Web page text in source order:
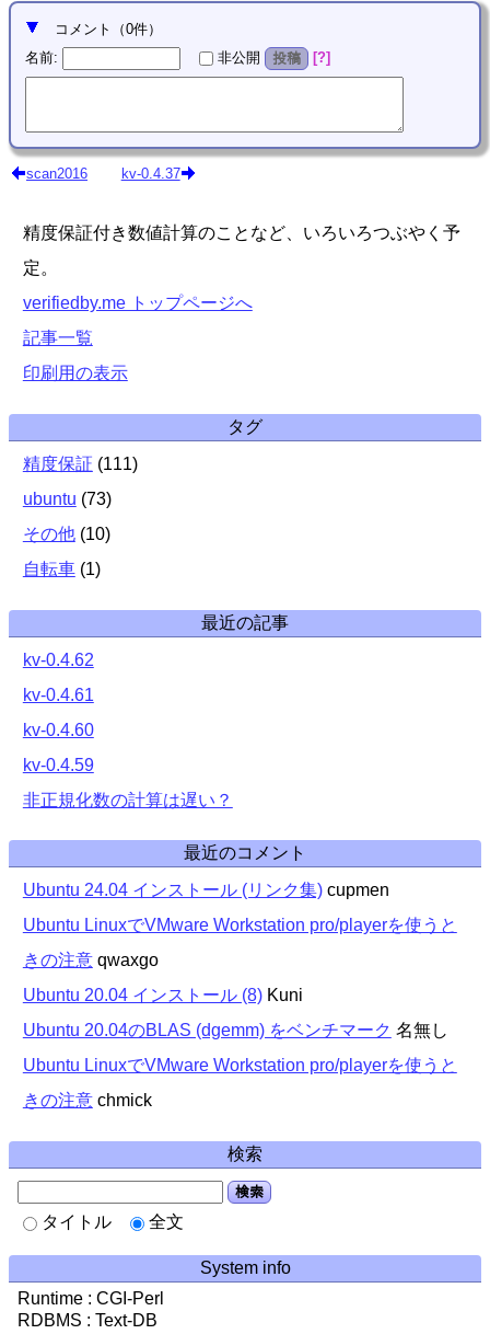
コメント （0件）
名前: 非公開 投稿 ?
scan2016 kv-0.4.37
精度保証付き数値計算のことなど、いろいろつぶやく予
定。
verifiedby.me トップページへ
記事一覧
印刷用の表示
タグ
精度保証 (111)
ubuntu (73)
その他 (10)
自転車 (1)
最近の記事
kv-0.4.62
kv-0.4.61
kv-0.4.60
kv-0.4.59
非正規化数の計算は遅い？
最近のコメント
Ubuntu 24.04 インストール (リンク集) cupmen
Ubuntu LinuxでVMware Workstation pro/playerを使うと
きの注意 qwaxgo
Ubuntu 20.04 インストール (8) Kuni
Ubuntu 20.04のBLAS (dgemm) をベンチマーク 名無し
Ubuntu LinuxでVMware Workstation pro/playerを使うと
きの注意 chmick
検索
検索
タイトル 全文
System info
Runtime : CGI-Perl
RDBMS : Text-DB